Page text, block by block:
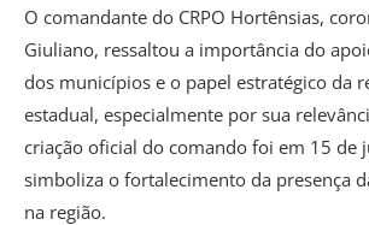
O comandante do CRPO Hortênsias,
Giuliano, ressaltou a importância do
dos municípios e o papel estratégico da
estadual, especialmente por sua
criação oficial do comando foi em 15 de
simboliza o fortalecimento da presença
na região.